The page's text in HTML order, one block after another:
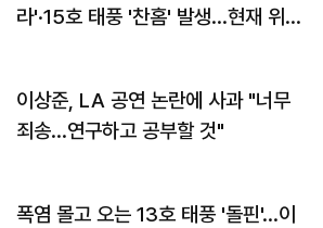
라'·15호 태풍 '찬홈' 발생…현재 위
이상준, LA 공연 논란에 사과 "너무
죄송…연구하고 공부할 것"
폭염 몰고 오는 13호 태풍 '돌핀'…이